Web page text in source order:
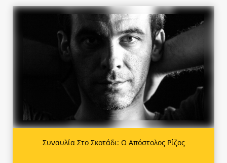
Συναυλία Στο Σκοτάδι: Ο Απόστολος Ρίζος